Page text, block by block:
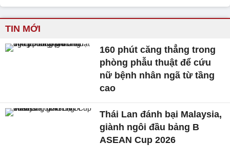
TIN MỚI
160 phút căng thẳng trong
phòng phẫu thuật để cứu
nữ bệnh nhân ngã từ tầng
cao
Thái Lan đánh bại Malaysia,
giành ngôi đầu bảng B
ASEAN Cup 2026